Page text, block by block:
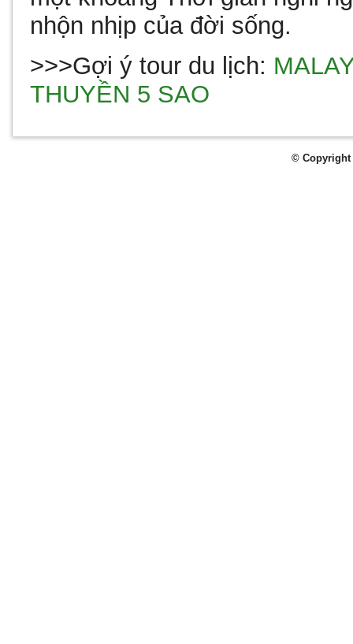
nhộn nhịp của đời sống.
>>>Gợi ý tour du lịch:
THUYỀN 5 SAO
© Copyright